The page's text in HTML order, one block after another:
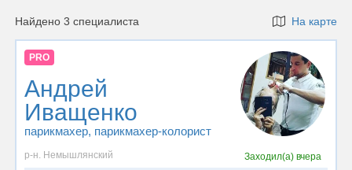
Найдено 3 специалиста На карте
PRO
Андрей
Иващенко
парикмахер, парикмахер-колорист
р-н. Немышлянский Заходил(а)вчера